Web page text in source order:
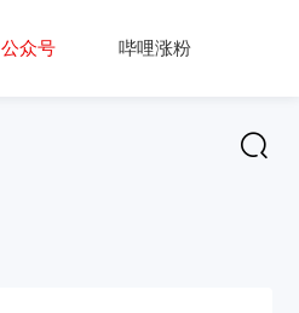
公众号 哔哩涨粉